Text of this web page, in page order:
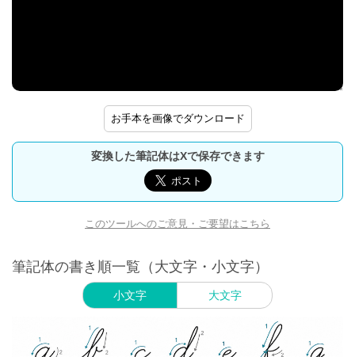
お手本を画像でダウンロード
変換した筆記体はXで保存できます
このツールへのご意見・ご要望はこちら
筆記体の書き順一覧（大文字・小文字）
小文字 大文字